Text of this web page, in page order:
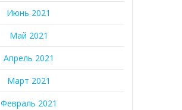
Июнь 2021
Май 2021
Апрель 2021
Март 2021
Февраль 2021